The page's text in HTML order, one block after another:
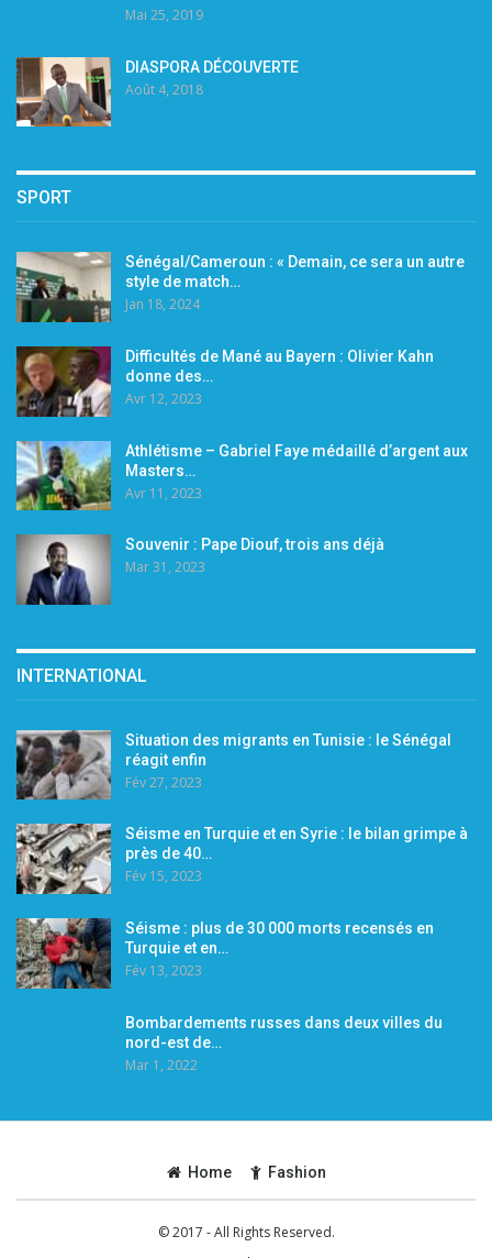
Mai 25, 2019
DIASPORA DÉCOUVERTE
Août 4, 2018
SPORT
Sénégal/Cameroun : « Demain, ce sera un autre
style de match…
Jan 18, 2024
Difficultés de Mané au Bayern : Olivier Kahn
donne des…
Avr 12, 2023
Athlétisme – Gabriel Faye médaillé d’argent aux
Masters…
Avr 11, 2023
Souvenir : Pape Diouf, trois ans déjà
Mar 31, 2023
INTERNATIONAL
Situation des migrants en Tunisie : le Sénégal
réagit enfin
Fév 27, 2023
Séisme en Turquie et en Syrie : le bilan grimpe à
près de 40…
Fév 15, 2023
Séisme : plus de 30 000 morts recensés en
Turquie et en…
Fév 13, 2023
Bombardements russes dans deux villes du
nord-est de…
Mar 1, 2022
Home Fashion
© 2017 - All Rights Reserved.